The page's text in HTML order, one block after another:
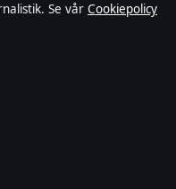
Se vår Cookiepolicy